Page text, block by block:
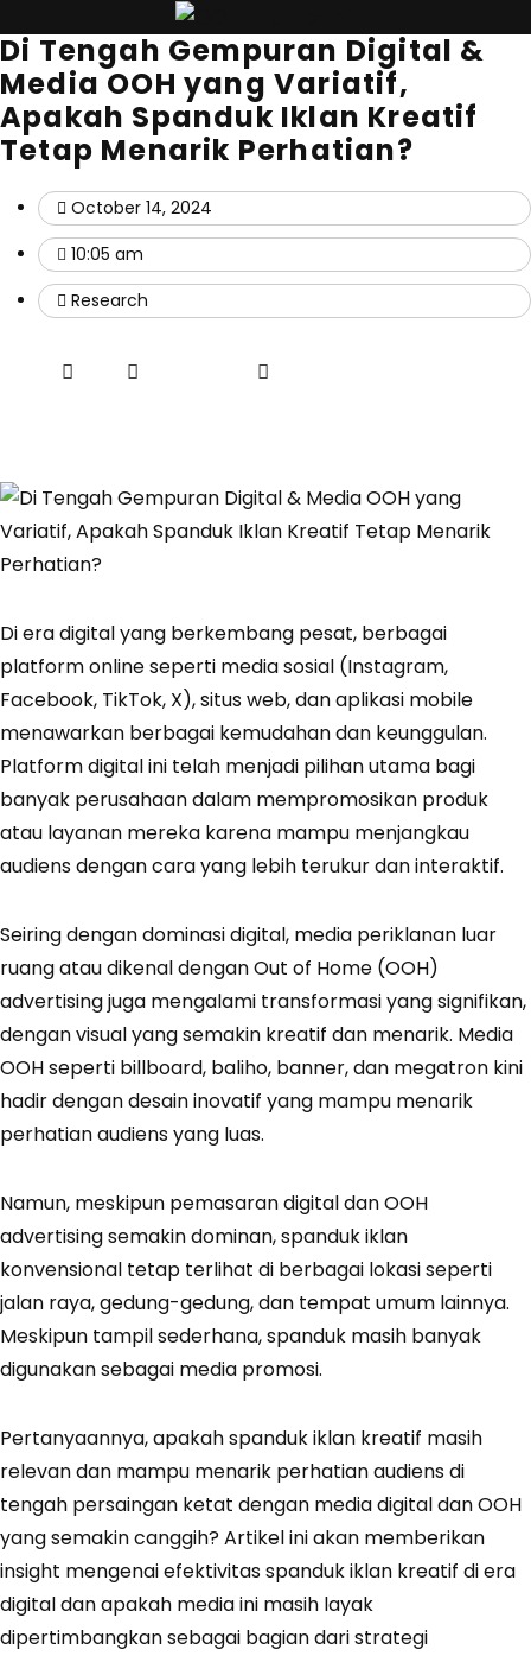
Di Tengah Gempuran Digital &
Media OOH yang Variatif,
Apakah Spanduk Iklan Kreatif
Tetap Menarik Perhatian?
October 14, 2024
10:05 am
Research
Di era digital yang berkembang pesat, berbagai
platform online seperti media sosial (Instagram,
Facebook, TikTok, X), situs web, dan aplikasi mobile
menawarkan berbagai kemudahan dan keunggulan.
Platform digital ini telah menjadi pilihan utama bagi
banyak perusahaan dalam mempromosikan produk
atau layanan mereka karena mampu menjangkau
audiens dengan cara yang lebih terukur dan interaktif.
Seiring dengan dominasi digital, media periklanan luar
ruang atau dikenal dengan Out of Home (OOH)
advertising juga mengalami transformasi yang signifikan,
dengan visual yang semakin kreatif dan menarik. Media
OOH seperti billboard, baliho, banner, dan megatron kini
hadir dengan desain inovatif yang mampu menarik
perhatian audiens yang luas.
Namun, meskipun pemasaran digital dan OOH
advertising semakin dominan, spanduk iklan
konvensional tetap terlihat di berbagai lokasi seperti
jalan raya, gedung-gedung, dan tempat umum lainnya.
Meskipun tampil sederhana, spanduk masih banyak
digunakan sebagai media promosi.
Pertanyaannya, apakah spanduk iklan kreatif masih
relevan dan mampu menarik perhatian audiens di
tengah persaingan ketat dengan media digital dan OOH
yang semakin canggih? Artikel ini akan memberikan
insight mengenai efektivitas spanduk iklan kreatif di era
digital dan apakah media ini masih layak
dipertimbangkan sebagai bagian dari strategi